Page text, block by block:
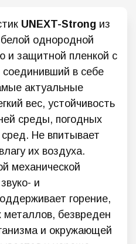
UNEXT-Strong из
однородной
и защитной пленкой с
в себе
актуальные
вес, устойчивость
среды, погодных
Не впитывает
их воздуха.
механической
и
горение,
безвреден
и окружающей